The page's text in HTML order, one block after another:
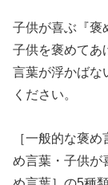
子供が喜ぶ『褒
子供を褒めてあ
言葉が浮かばな
ください。
［一般的な褒
め言葉・子供が